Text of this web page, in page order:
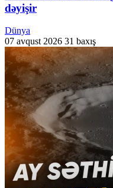
dəyişir
Dünya
07 avqust 2026 31 baxış